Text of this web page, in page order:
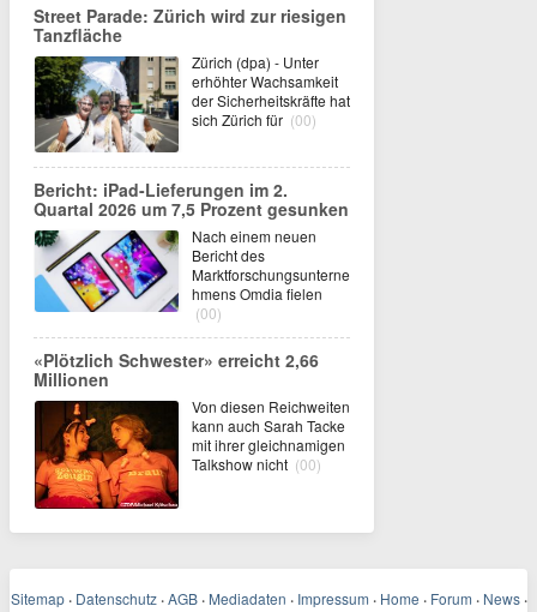
Street Parade: Zürich wird zur riesigen
Tanzfläche
Zürich (dpa) - Unter
erhöhter Wachsamkeit
der Sicherheitskräfte hat
sich Zürich für (00)
Bericht: iPad-Lieferungen im 2.
Quartal 2026 um 7,5 Prozent gesunken
Nach einem neuen
Bericht des
Marktforschungsunterne
hmens Omdia fielen
(00)
«Plötzlich Schwester» erreicht 2,66
Millionen
Von diesen Reichweiten
kann auch Sarah Tacke
mit ihrer gleichnamigen
Talkshow nicht (00)
Sitemap · Datenschutz · AGB · Mediadaten · Impressum · Home · Forum · News ·